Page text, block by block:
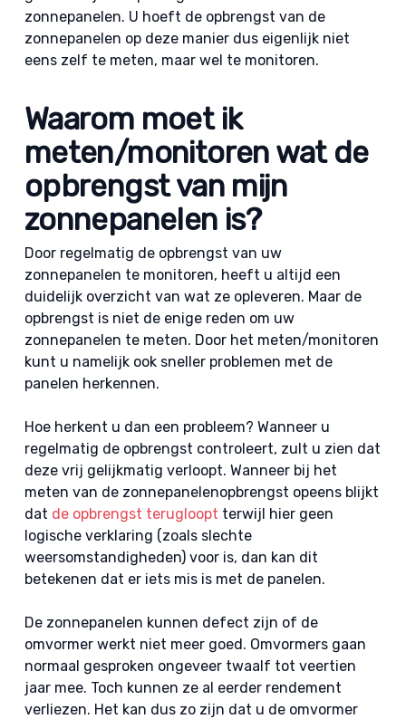
zonnepanelen. U hoeft de opbrengst van de
zonnepanelen op deze manier dus eigenlijk niet
eens zelf te meten, maar wel te monitoren.
Waarom moet ik
meten/monitoren wat de
opbrengst van mijn
zonnepanelen is?
Door regelmatig de opbrengst van uw
zonnepanelen te monitoren, heeft u altijd een
duidelijk overzicht van wat ze opleveren. Maar de
opbrengst is niet de enige reden om uw
zonnepanelen te meten. Door het meten/monitoren
kunt u namelijk ook sneller problemen met de
panelen herkennen.
Hoe herkent u dan een probleem? Wanneer u
regelmatig de opbrengst controleert, zult u zien dat
deze vrij gelijkmatig verloopt. Wanneer bij het
meten van de zonnepanelenopbrengst opeens blijkt
dat de opbrengst terugloopt terwijl hier geen
logische verklaring (zoals slechte
weersomstandigheden) voor is, dan kan dit
betekenen dat er iets mis is met de panelen.
De zonnepanelen kunnen defect zijn of de
omvormer werkt niet meer goed. Omvormers gaan
normaal gesproken ongeveer twaalf tot veertien
jaar mee. Toch kunnen ze al eerder rendement
verliezen. Het kan dus zo zijn dat u de omvormer